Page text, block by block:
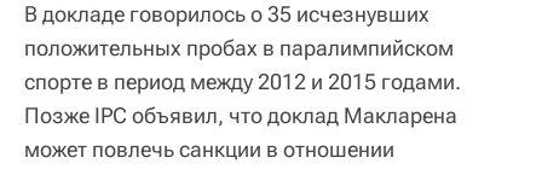
В докладе говорилось о 35 исчезнувших
положительных пробах в паралимпийском
спорте в период между 2012 и 2015 годами.
Позже IPC объявил, что доклад Макларена
может повлечь санкции в отношении